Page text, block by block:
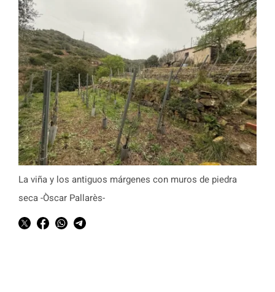
La viña y los antiguos márgenes con muros de piedra
seca -Òscar Pallarès-